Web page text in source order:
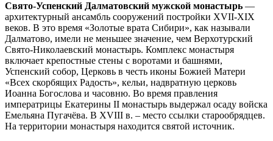
Свято-Успенский Далматовский мужской монастырь —
архитектурный ансамбль сооружений постройки XVII-XIX
веков. В это время «Золотые врата Сибири», как называли
Далматово, имели не меньшее значение, чем Верхотурский
Свято-Николаевский монастырь. Комплекс монастыря
включает крепостные стены с воротами и башнями,
Успенский собор, Церковь в честь иконы Божией Матери
«Всех скорбящих Радость», кельи, надвратную церковь
Иоанна Богослова и часовню. Во время правления
императрицы Екатерины II монастырь выдержал осаду войска
Емельяна Пугачёва. В XVIII в. – место ссылки старообрядцев.
На территории монастыря находится святой источник.